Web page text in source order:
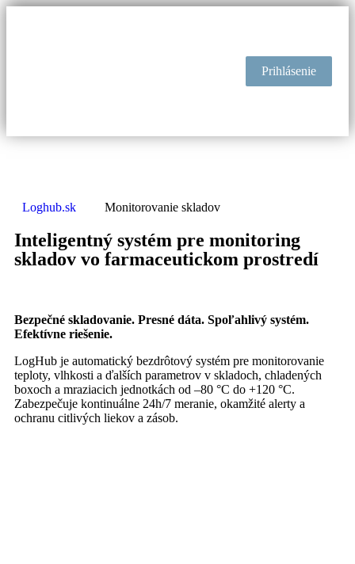
Prihlásenie
Loghub.sk Monitorovanie skladov
Inteligentný systém pre monitoring
skladov vo farmaceutickom prostredí
Bezpečné skladovanie. Presné dáta. Spoľahlivý systém.
Efektívne riešenie.
LogHub je automatický bezdrôtový systém pre monitorovanie
teploty, vlhkosti a ďalších parametrov v skladoch, chladených
boxoch a mraziacich jednotkách od –80 °C do +120 °C.
Zabezpečuje kontinuálne 24h/7 meranie, okamžité alerty a
ochranu citlivých liekov a zásob.